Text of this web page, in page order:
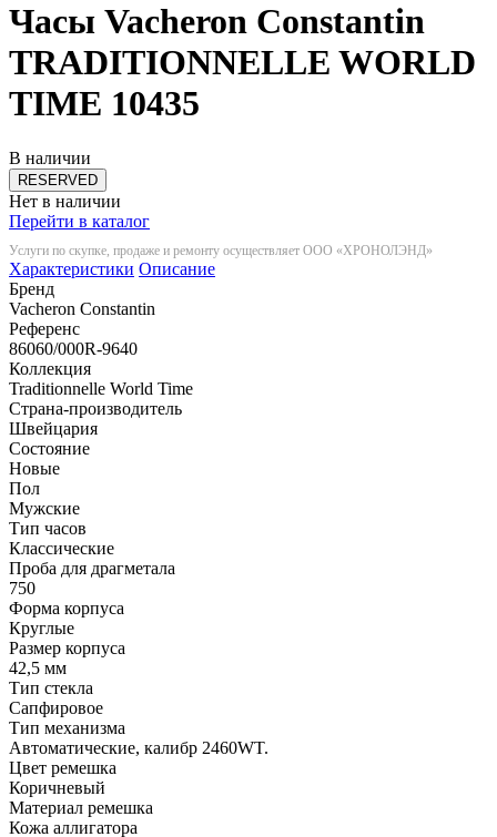
Часы Vacheron Constantin
TRADITIONNELLE WORLD
TIME 10435
В наличии
RESERVED
Нет в наличии
Перейти в каталог
Услуги по скупке, продаже и ремонту осуществляет ООО «ХРОНОЛЭНД»
Характеристики Описание
Бренд
Vacheron Constantin
Референс
86060/000R-9640
Коллекция
Traditionnelle World Time
Страна-производитель
Швейцария
Состояние
Новые
Пол
Мужские
Тип часов
Классические
Проба для драгметала
750
Форма корпуса
Круглые
Размер корпуса
42,5 мм
Тип стекла
Сапфировое
Тип механизма
Автоматические, калибр 2460WT.
Цвет ремешка
Коричневый
Материал ремешка
Кожа аллигатора